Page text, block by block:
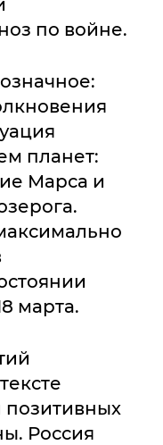
по войне.
планет:
Марса и
марта.
позитивных
Россия